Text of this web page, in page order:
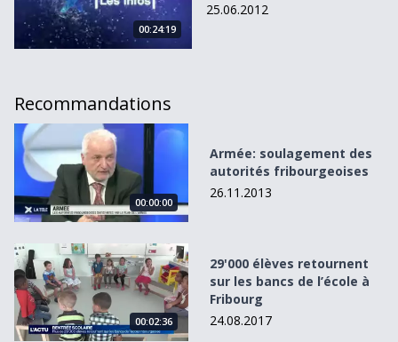
00:24:19
25.06.2012
Recommandations
Armée: soulagement des autorités fribourgeoises
00:00:00
Armée: soulagement des
autorités fribourgeoises
26.11.2013
29&#039;000 élèves retournent sur les bancs de l’école à
00:02:36
29'000 élèves retournent
sur les bancs de l’école à
Fribourg
24.08.2017